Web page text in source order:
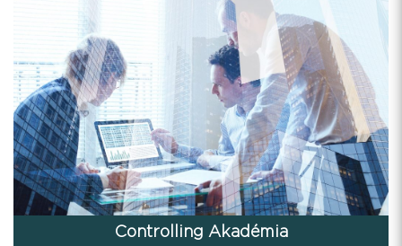
Controlling Akadémia